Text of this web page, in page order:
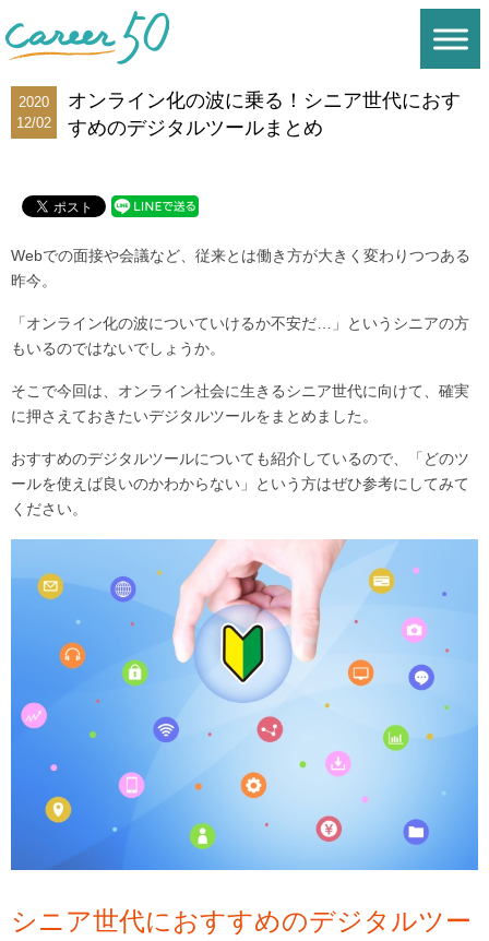
2020
12/02
オンライン化の波に乗る！シニア世代におす
すめのデジタルツールまとめ
Webでの面接や会議など、従来とは働き方が大きく変わりつつある
昨今。
「オンライン化の波についていけるか不安だ…」というシニアの方
もいるのではないでしょうか。
そこで今回は、オンライン社会に生きるシニア世代に向けて、確実
に押さえておきたいデジタルツールをまとめました。
おすすめのデジタルツールについても紹介しているので、「どのツ
ールを使えば良いのかわからない」という方はぜひ参考にしてみて
ください。
シニア世代におすすめのデジタルツー